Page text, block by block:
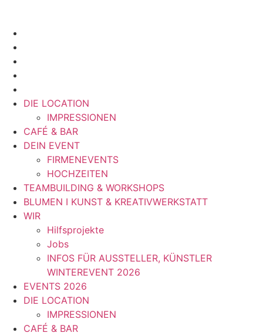
DIE LOCATION
IMPRESSIONEN
CAFÉ & BAR
DEIN EVENT
FIRMENEVENTS
HOCHZEITEN
TEAMBUILDING & WORKSHOPS
BLUMEN I KUNST & KREATIVWERKSTATT
WIR
Hilfsprojekte
Jobs
INFOS FÜR AUSSTELLER, KÜNSTLER
WINTEREVENT 2026
EVENTS 2026
DIE LOCATION
IMPRESSIONEN
CAFÉ & BAR